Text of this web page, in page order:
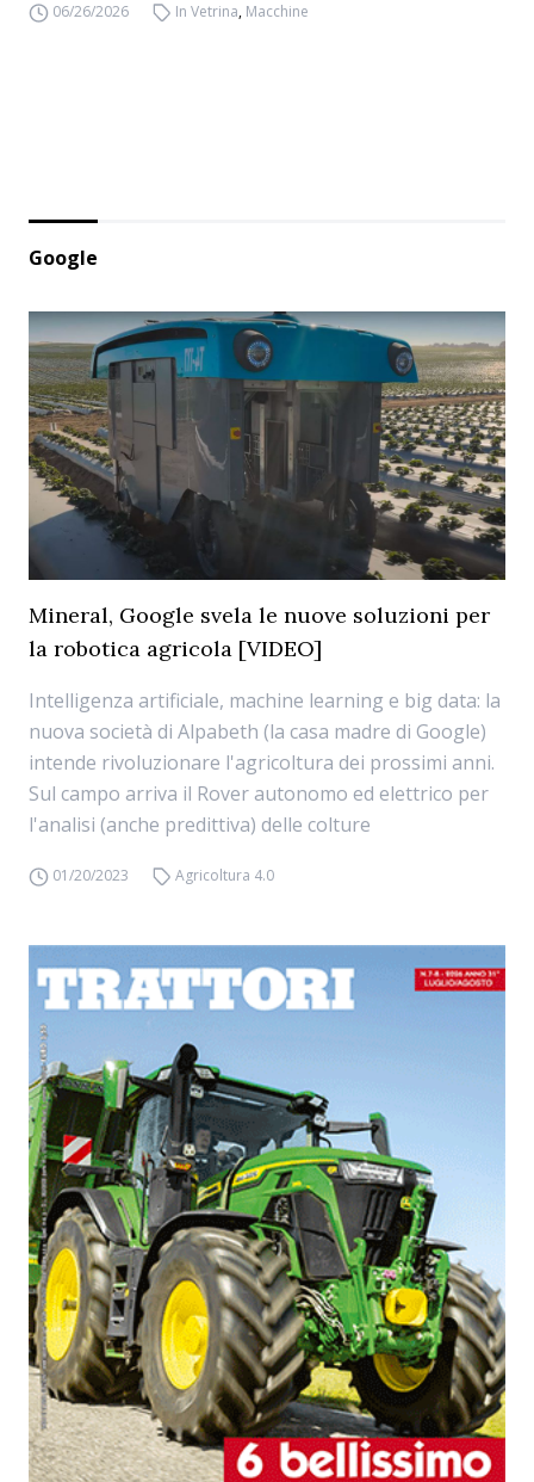
06/26/2026 In Vetrina, Macchine
Google
Mineral, Google svela le nuove soluzioni per
la robotica agricola [VIDEO]
Intelligenza artificiale, machine learning e big data: la
nuova società di Alpabeth (la casa madre di Google)
intende rivoluzionare l'agricoltura dei prossimi anni.
Sul campo arriva il Rover autonomo ed elettrico per
l'analisi (anche predittiva) delle colture
01/20/2023 Agricoltura 4.0